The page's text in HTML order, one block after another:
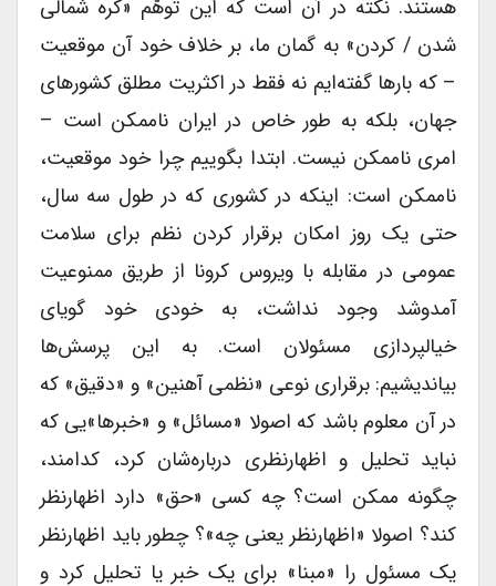
هستند. نکته در آن است که این توهّم «کره شمالی
شدن / کردن» به گمان ما، بر خلاف خود آن موقعیت
– که بارها گفته‌ایم نه فقط در اکثریت مطلق کشورهای
جهان، بلکه به طور خاص در ایران ناممکن است –
امری ناممکن نیست. ابتدا بگوییم چرا خود موقعیت،
ناممکن است: اینکه در کشوری که در طول سه سال،
حتی یک روز امکان برقرار کردن نظم برای سلامت
عمومی در مقابله با ویروس کرونا از طریق ممنوعیت
آمد‌و‌شد وجود نداشت، به خودی خود گویای
خیالپردازی مسئولان است. به این پرسش‌ها
بیاندیشیم: برقراری نوعی «نظمی آهنین» و «دقیق» که
در آن معلوم باشد که اصولا «مسائل» و «خبرها»یی که
نباید تحلیل و اظهار‌نظری درباره‌شان کرد، کدامند،
چگونه ممکن است؟ چه کسی «حق» دارد اظهار‌نظر
کند؟ اصولا «اظهار‌نظر یعنی چه»؟ چطور باید اظهار‌نظر
یک مسئول را «مبنا» برای یک خبر یا تحلیل کرد و